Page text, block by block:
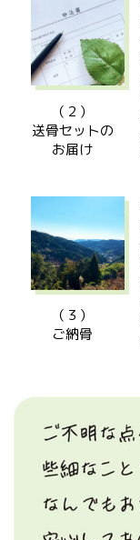
（２）
送骨セットの
お届け
（３）
ご納骨